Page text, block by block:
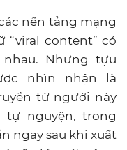
nền tảng mạng
“viral content” có
Nhưng tựu
nhìn nhận là
từ người này
tự nguyện, trong
ngay sau khi xuất